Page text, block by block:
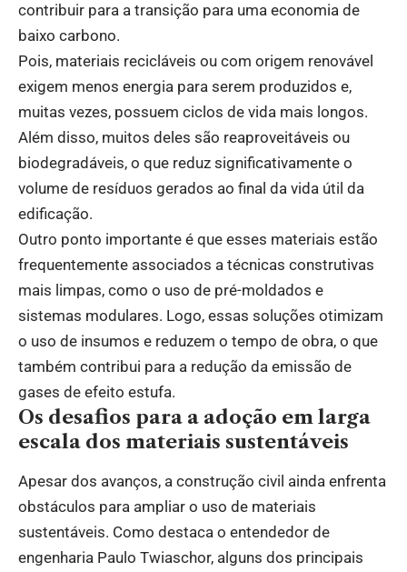
contribuir para a transição para uma economia de
baixo carbono.
Pois, materiais recicláveis ou com origem renovável
exigem menos energia para serem produzidos e,
muitas vezes, possuem ciclos de vida mais longos.
Além disso, muitos deles são reaproveitáveis ou
biodegradáveis, o que reduz significativamente o
volume de resíduos gerados ao final da vida útil da
edificação.
Outro ponto importante é que esses materiais estão
frequentemente associados a técnicas construtivas
mais limpas, como o uso de pré-moldados e
sistemas modulares. Logo, essas soluções otimizam
o uso de insumos e reduzem o tempo de obra, o que
também contribui para a redução da emissão de
gases de efeito estufa.
Os desafios para a adoção em larga
escala dos materiais sustentáveis
Apesar dos avanços, a construção civil ainda enfrenta
obstáculos para ampliar o uso de materiais
sustentáveis. Como destaca o entendedor de
engenharia Paulo Twiaschor, alguns dos principais